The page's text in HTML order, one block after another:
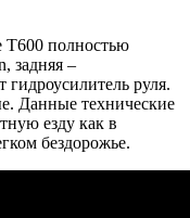
T600 полностью
задняя –
руля.
Данные технические
езду как в
бездорожье.